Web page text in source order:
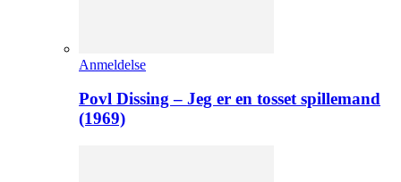
Anmeldelse
Povl Dissing – Jeg er en tosset spillemand
(1969)